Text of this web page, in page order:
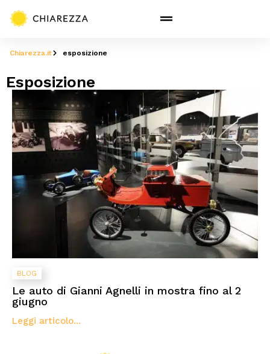
Chiarezza.it esposizione
Esposizione
BLOG
Le auto di Gianni Agnelli in mostra fino al 2
giugno
Leggi articolo...